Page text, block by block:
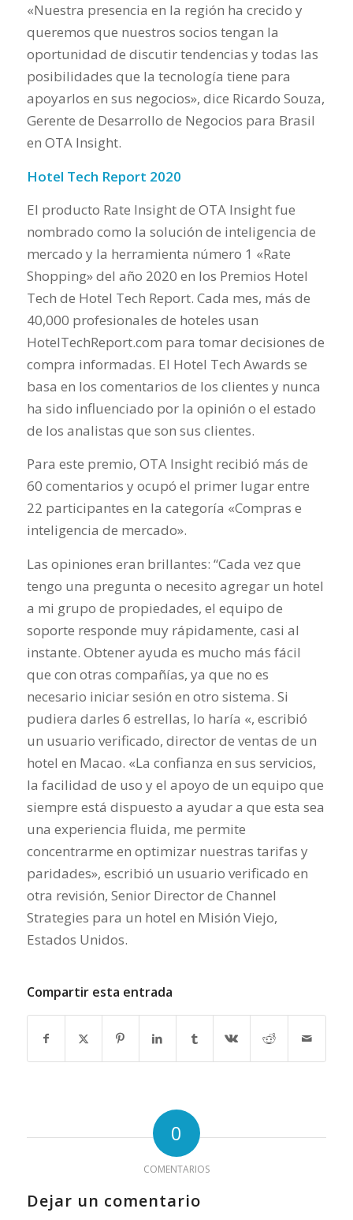
«Nuestra presencia en la región ha crecido y
queremos que nuestros socios tengan la
oportunidad de discutir tendencias y todas las
posibilidades que la tecnología tiene para
apoyarlos en sus negocios», dice Ricardo Souza,
Gerente de Desarrollo de Negocios para Brasil
en OTA Insight.
Hotel Tech Report 2020
El producto Rate Insight de OTA Insight fue
nombrado como la solución de inteligencia de
mercado y la herramienta número 1 «Rate
Shopping» del año 2020 en los Premios Hotel
Tech de Hotel Tech Report. Cada mes, más de
40,000 profesionales de hoteles usan
HotelTechReport.com para tomar decisiones de
compra informadas. El Hotel Tech Awards se
basa en los comentarios de los clientes y nunca
ha sido influenciado por la opinión o el estado
de los analistas que son sus clientes.
Para este premio, OTA Insight recibió más de
60 comentarios y ocupó el primer lugar entre
22 participantes en la categoría «Compras e
inteligencia de mercado».
Las opiniones eran brillantes: “Cada vez que
tengo una pregunta o necesito agregar un hotel
a mi grupo de propiedades, el equipo de
soporte responde muy rápidamente, casi al
instante. Obtener ayuda es mucho más fácil
que con otras compañías, ya que no es
necesario iniciar sesión en otro sistema. Si
pudiera darles 6 estrellas, lo haría «, escribió
un usuario verificado, director de ventas de un
hotel en Macao. «La confianza en sus servicios,
la facilidad de uso y el apoyo de un equipo que
siempre está dispuesto a ayudar a que esta sea
una experiencia fluida, me permite
concentrarme en optimizar nuestras tarifas y
paridades», escribió un usuario verificado en
otra revisión, Senior Director de Channel
Strategies para un hotel en Misión Viejo,
Estados Unidos.
Compartir esta entrada
0
COMENTARIOS
Dejar un comentario